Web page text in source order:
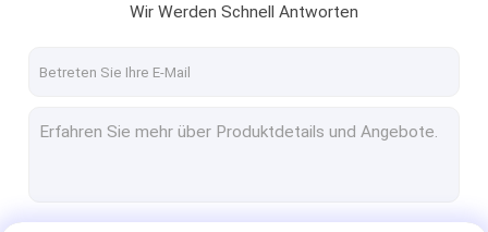
Wir Werden Schnell Antworten